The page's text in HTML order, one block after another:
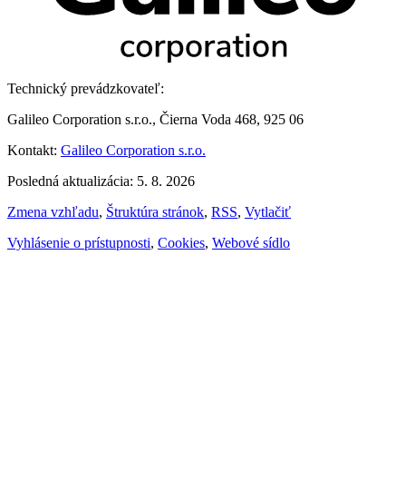
Technický prevádzkovateľ:
Galileo Corporation s.r.o., Čierna Voda 468, 925 06
Kontakt: Galileo Corporation s.r.o.
Posledná aktualizácia: 5. 8. 2026
Zmena vzhľadu, Štruktúra stránok, RSS, Vytlačiť
Vyhlásenie o prístupnosti, Cookies, Webové sídlo